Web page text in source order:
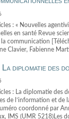
: « Nouvelles
en santé Revue
communication
Clavier, Fabienne
diplomatie des
: La diplomatie des
de l’information et de
coordonné par
IMS (UMR 5218)Les